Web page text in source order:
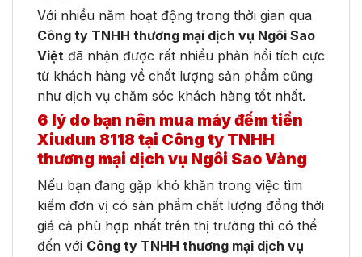
Với nhiều năm hoạt động trong thời gian qua
Công ty TNHH thương mại dịch vụ Ngôi Sao
Việt đã nhận được rất nhiều phản hồi tích cực
từ khách hàng về chất lượng sản phẩm cũng
như dịch vụ chăm sóc khách hàng tốt nhất.
6 lý do bạn nên mua máy đếm tiền
Xiudun 8118 tại Công ty TNHH
thương mại dịch vụ Ngôi Sao Vàng
Nếu bạn đang gặp khó khăn trong việc tìm
kiếm đơn vị có sản phẩm chất lượng đồng thời
giá cả phù hợp nhất trên thị trường thì có thể
đến với Công ty TNHH thương mại dịch vụ